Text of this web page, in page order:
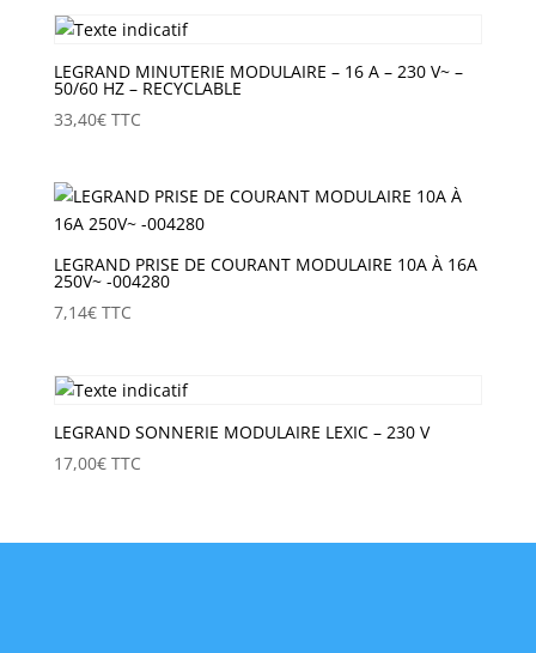
LEGRAND MINUTERIE MODULAIRE – 16 A – 230 V~ –
50/60 HZ – RECYCLABLE
33,40€ TTC
LEGRAND PRISE DE COURANT MODULAIRE 10A À 16A
250V~ -004280
7,14€ TTC
LEGRAND SONNERIE MODULAIRE LEXIC – 230 V
17,00€ TTC